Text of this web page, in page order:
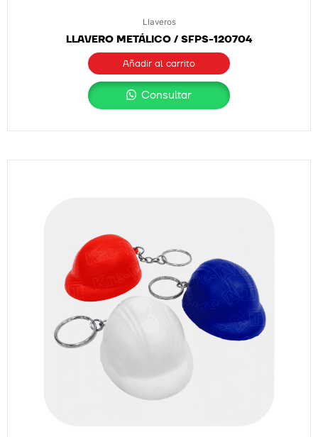
Llaveros
LLAVERO METÁLICO / SFPS-120704
Añadir al carrito
Consultar